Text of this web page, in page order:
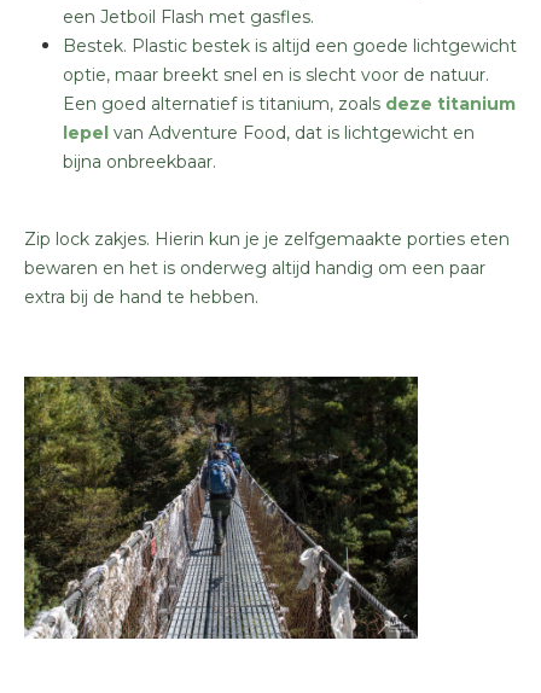
een Jetboil Flash met gasfles.
Bestek. Plastic bestek is altijd een goede lichtgewicht
optie, maar breekt snel en is slecht voor de natuur.
Een goed alternatief is titanium, zoals deze titanium
lepel van Adventure Food, dat is lichtgewicht en
bijna onbreekbaar.
Zip lock zakjes. Hierin kun je je zelfgemaakte porties eten
bewaren en het is onderweg altijd handig om een paar
extra bij de hand te hebben.